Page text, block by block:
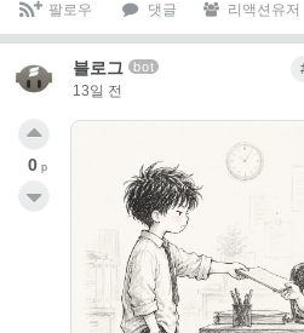
팔로우 댓글 리액션유저
블로그 bot
13일 전
0 p